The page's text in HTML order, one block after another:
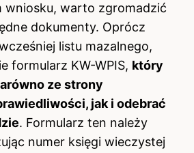
wniosku, warto zgromadzić
dokumenty. Oprócz
listu mazalnego,
formularz KW-WPIS, który
ze strony
jak i odebrać
. Formularz ten należy
numer księgi wieczystej